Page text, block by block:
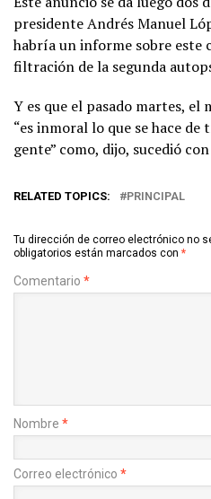
presidente Andrés Manuel
habría un informe sobre este
filtración de la segunda
Y es que el pasado martes, el
“es inmoral lo que se hace
gente” como, dijo, sucedió
RELATED TOPICS: PRINCIPAL
Tu dirección de correo electrónico no
obligatorios están marcados con *
Comentario *
Nombre *
Correo electrónico *